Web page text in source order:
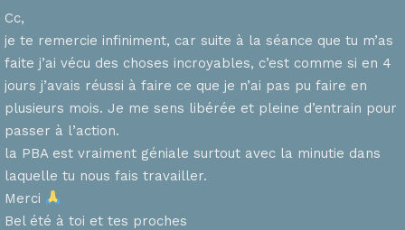
Cc,
je te remercie infiniment, car suite à la séance que tu m’as
faite j’ai vécu des choses incroyables, c’est comme si en 4
jours j’avais réussi à faire ce que je n’ai pas pu faire en
plusieurs mois. Je me sens libérée et pleine d’entrain pour
passer à l’action.
la PBA est vraiment géniale surtout avec la minutie dans
laquelle tu nous fais travailler.
Merci
Bel été à toi et tes proches